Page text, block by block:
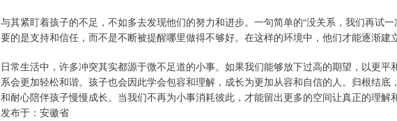
与其紧盯着孩子的不足，不如多去发现他们的努力和进步。一句简单的“没关系，我们再试
要的是支持和信任，而不是不断被提醒哪里做得不够好。在这样的环境中，他们才能逐渐建
日常生活中，许多冲突其实都源于微不足道的小事。如果我们能够放下过高的期望，以更平
系会更加轻松和谐。孩子也会因此学会包容和理解，成长为更加从容和自信的人。归根结
和耐心陪伴孩子慢慢成长。当我们不再为小事消耗彼此，才能留出更多的空间让真正的理解
发布于：安徽省